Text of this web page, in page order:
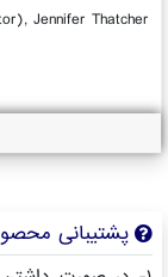
Jennifer Thatcher
پشتیبانی محصول